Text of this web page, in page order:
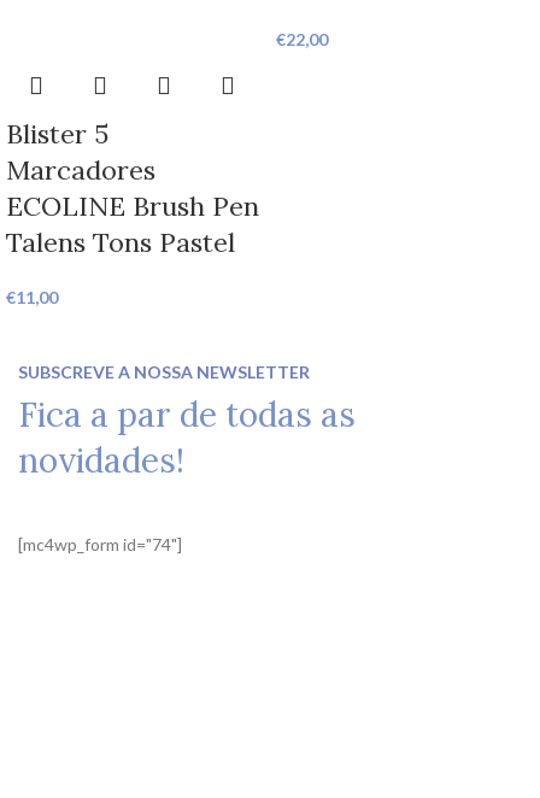
Blister 5
Marcadores
ECOLINE Brush Pen
Talens Tons Pastel
€11,00
€22,00
SUBSCREVE A NOSSA NEWSLETTER
Fica a par de todas as
novidades!
[mc4wp_form id="74"]